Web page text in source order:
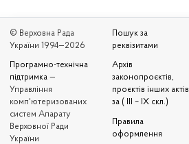
© Верховна Рада
України 1994—2026
Програмно-технічна
підтримка —
Управління
комп'ютеризованих
систем Апарату
Верховної Ради
України
Пошук за
реквізитами
Архів
законопроєктів,
проєктів інших актів
за ( III – IX скл.)
Правила
оформлення